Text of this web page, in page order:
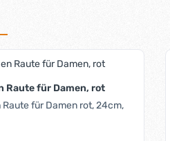
Raute für Damen, rot
für Damen rot, 24cm,